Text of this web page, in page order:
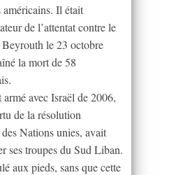
Il était
de l’attentat contre le
le 23 octobre
la mort de 58
avec Israël de 2006,
de la résolution
Nations unies, avait
ses troupes du Sud Liban.
aux pieds, sans que cette